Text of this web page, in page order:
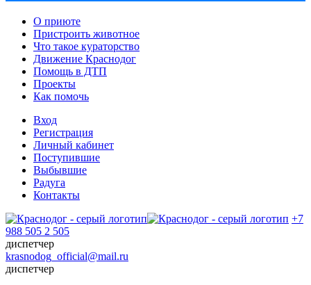
О приюте
Пристроить животное
Что такое кураторство
Движение Краснодог
Помощь в ДТП
Проекты
Как помочь
Вход
Регистрация
Личный кабинет
Поступившие
Выбывшие
Радуга
Контакты
+7
988 505 2 505
диспетчер
krasnodog_official@mail.ru
диспетчер